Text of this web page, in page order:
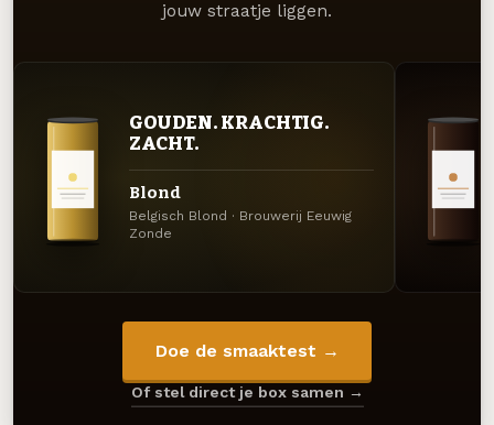
jouw straatje liggen.
GOUDEN. KRACHTIG.
ZACHT.
Blond
Belgisch Blond · Brouwerij Eeuwig
Zonde
Doe de smaaktest →
Of stel direct je box samen →